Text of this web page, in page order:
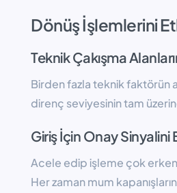
Dönüş İşlemlerini
Teknik Çakışma
Birden fazla teknik faktörün
direnç seviyesinin tam
Giriş İçin Onay Sinyalini
Acele edip işleme çok
Her zaman mum